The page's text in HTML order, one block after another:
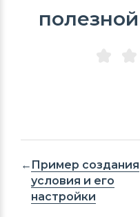
Пример создания
условия и его
настройки